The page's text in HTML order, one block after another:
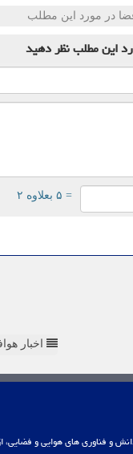
در مورد این مطلب
این مطلبنظر دهید
= ۵ بعلاوه ۲
اخبار